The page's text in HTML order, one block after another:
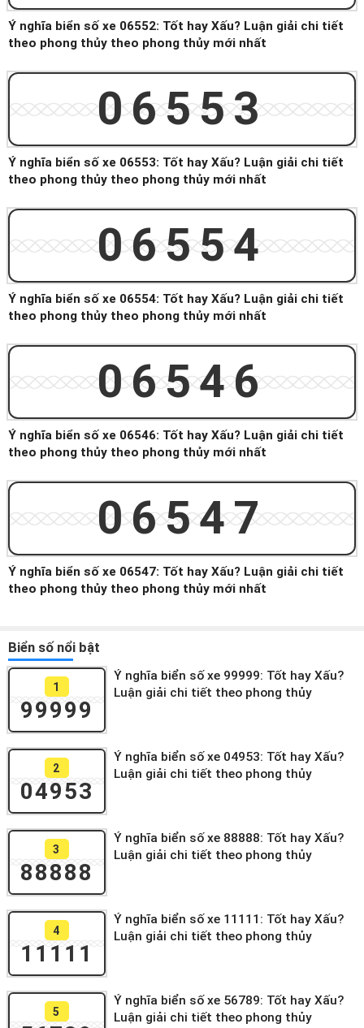
Ý nghĩa biển số xe 06552: Tốt hay Xấu? Luận giải chi tiết
theo phong thủy theo phong thủy mới nhất
06553
Ý nghĩa biển số xe 06553: Tốt hay Xấu? Luận giải chi tiết
theo phong thủy theo phong thủy mới nhất
06554
Ý nghĩa biển số xe 06554: Tốt hay Xấu? Luận giải chi tiết
theo phong thủy theo phong thủy mới nhất
06546
Ý nghĩa biển số xe 06546: Tốt hay Xấu? Luận giải chi tiết
theo phong thủy theo phong thủy mới nhất
06547
Ý nghĩa biển số xe 06547: Tốt hay Xấu? Luận giải chi tiết
theo phong thủy theo phong thủy mới nhất
Biển số nổi bật
1
99999
Ý nghĩa biển số xe 99999: Tốt hay Xấu?
Luận giải chi tiết theo phong thủy
2
04953
Ý nghĩa biển số xe 04953: Tốt hay Xấu?
Luận giải chi tiết theo phong thủy
3
88888
Ý nghĩa biển số xe 88888: Tốt hay Xấu?
Luận giải chi tiết theo phong thủy
4
11111
Ý nghĩa biển số xe 11111: Tốt hay Xấu?
Luận giải chi tiết theo phong thủy
5
Ý nghĩa biển số xe 56789: Tốt hay Xấu?
Luận giải chi tiết theo phong thủy